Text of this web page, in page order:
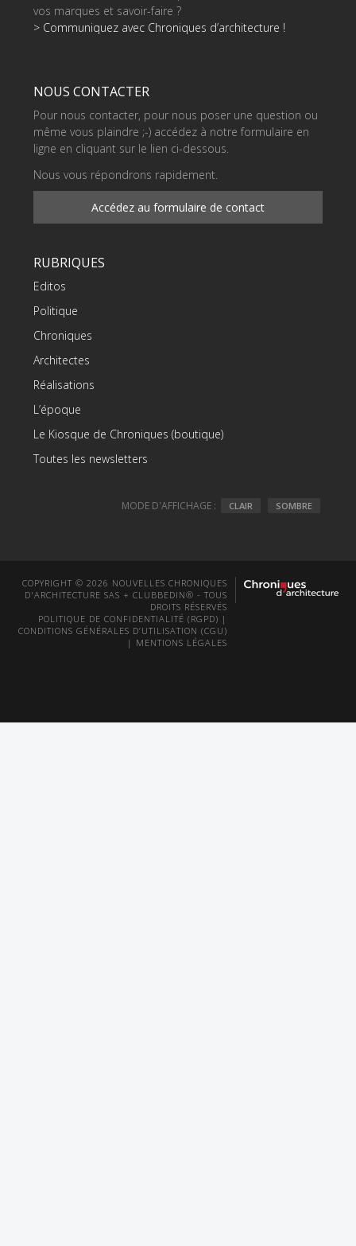
vos marques et savoir-faire ?
> Communiquez avec Chroniques d’architecture !
NOUS CONTACTER
Pour nous contacter, pour nous poser une question ou
même vous plaindre ;-) accédez à notre formulaire en
ligne en cliquant sur le lien ci-dessous.
Nous vous répondrons rapidement.
Accédez au formulaire de contact
RUBRIQUES
Editos
Politique
Chroniques
Architectes
Réalisations
L’époque
Le Kiosque de Chroniques (boutique)
Toutes les newsletters
MODE D'AFFICHAGE : CLAIR SOMBRE
COPYRIGHT © 2026 NOUVELLES CHRONIQUES
D'ARCHITECTURE SAS + CLUBBEDIN® - TOUS
DROITS RÉSERVÉS
POLITIQUE DE CONFIDENTIALITÉ (RGPD) |
CONDITIONS GÉNÉRALES D’UTILISATION (CGU)
| MENTIONS LÉGALES